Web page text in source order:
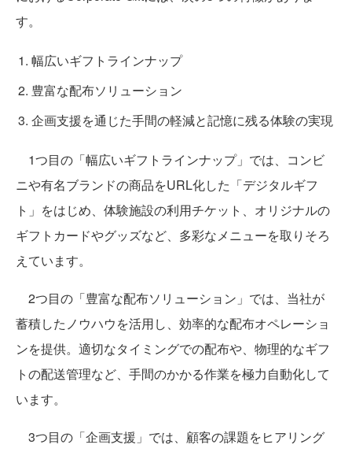
す。
幅広いギフトラインナップ
豊富な配布ソリューション
企画支援を通じた手間の軽減と記憶に残る体験の実現
1つ目の「幅広いギフトラインナップ」では、コンビ
ニや有名ブランドの商品をURL化した「デジタルギフ
ト」をはじめ、体験施設の利用チケット、オリジナルの
ギフトカードやグッズなど、多彩なメニューを取りそろ
えています。
2つ目の「豊富な配布ソリューション」では、当社が
蓄積したノウハウを活用し、効率的な配布オペレーショ
ンを提供。適切なタイミングでの配布や、物理的なギフ
トの配送管理など、手間のかかる作業を極力自動化して
います。
3つ目の「企画支援」では、顧客の課題をヒアリング